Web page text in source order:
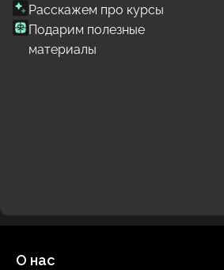
Расскажем про курсы
Подарим полезные
материалы
О нас